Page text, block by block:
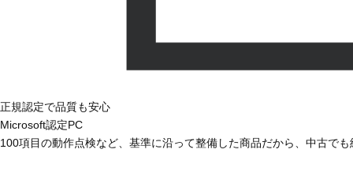
正規認定で品質も安心
Microsoft認定PC
100項目の動作点検など、基準に沿って整備した商品だから、中古で